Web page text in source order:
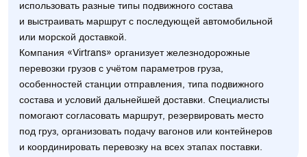
использовать разные типы подвижного состава
и выстраивать маршрут с последующей автомобильной
или морской доставкой.
Компания «Virtrans» организует железнодорожные
перевозки грузов с учётом параметров груза,
особенностей станции отправления, типа подвижного
состава и условий дальнейшей доставки. Специалисты
помогают согласовать маршрут, резервировать место
под груз, организовать подачу вагонов или контейнеров
и координировать перевозку на всех этапах поставки.